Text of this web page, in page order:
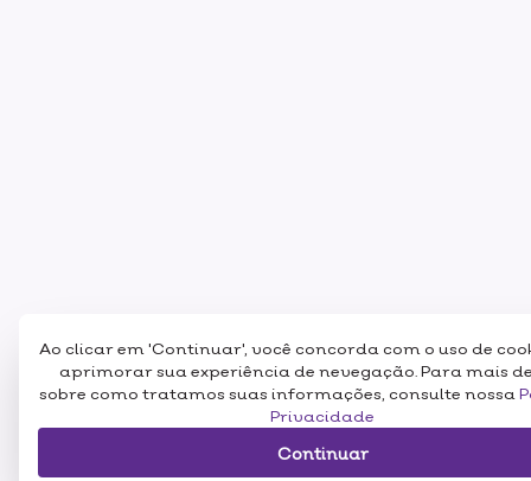
Ao clicar em 'Continuar', você concorda com o uso de
aprimorar sua experiência de nevegação. Para mais
sobre como tratamos suas informações, consulte nossa
Privacidade
Continuar